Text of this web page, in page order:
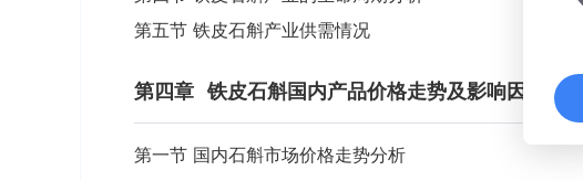
第五节 铁皮石斛产业供需情况
第四章 铁皮石斛国内产品价格走势及影响因素分析
第一节 国内石斛市场价格走势分析